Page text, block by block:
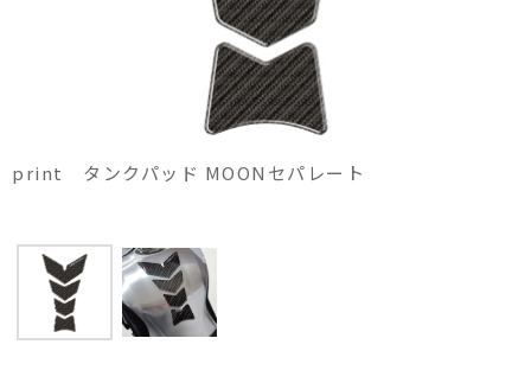
print タンクパッド MOONセパレート